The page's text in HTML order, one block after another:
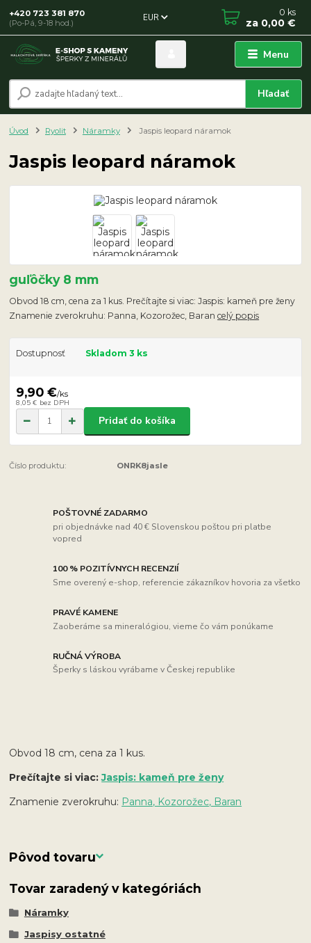
Menu
EUR
Hľadať
+420 723 381 870
(Po-Pá, 9-18 hod.)
0 ks
za 0,00 €
Úvod Ryolit Náramky Jaspis leopard náramok
Jaspis leopard náramok
guľôčky 8 mm
Obvod 18 cm, cena za 1 kus. Prečítajte si viac: Jaspis: kameň pre ženy
Znamenie zverokruhu: Panna, Kozorožec, Barancelý popis
Dostupnosť Skladom 3 ks
9,90 €/ks
8,05 € bez DPH
Pridať do košíka
Číslo produktu: ONRK8jasle
POŠTOVNÉ ZADARMO
pri objednávke nad 40 € Slovenskou poštou pri platbe
vopred
100 % POZITÍVNYCH RECENZIÍ
Sme overený e-shop, referencie zákazníkov hovoria za všetko
PRAVÉ KAMENE
Zaoberáme sa mineralógiou, vieme čo vám ponúkame
RUČNÁ VÝROBA
Šperky s láskou vyrábame v Českej republike
Obvod 18 cm, cena za 1 kus.
Prečítajte si viac:Jaspis: kameň pre ženy
Znamenie zverokruhu: Panna, Kozorožec, Baran
Pôvod tovaru
Tovar zaradený v kategóriách
Náramky
Jaspisy ostatné